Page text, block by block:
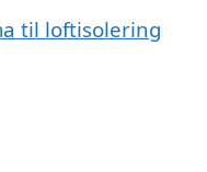
til loftisolering